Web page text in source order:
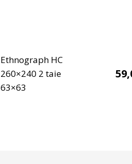
Ethnograph HC
260×240 2 taie
63×63